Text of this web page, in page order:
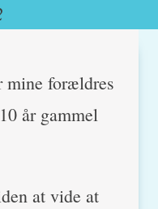
forældres
år gammel
at vide at